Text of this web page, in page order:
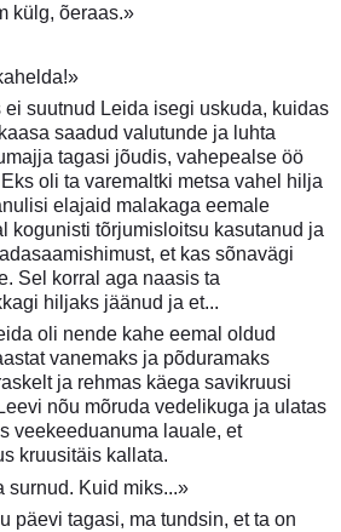
külg, õeraas.»
ei suutnud Leida isegi uskuda, kuidas
saadud valutunde ja luhta
tagasi jõudis, vahepealse öö
oli ta varemaltki metsa vahel hilja
elajaid malakaga eemale
kogunisti tõrjumisloitsu kasutanud ja
et kas sõnavägi
Sel korral aga naasis ta
hiljaks jäänud ja et...
oli nende kahe eemal oldud
vanemaks ja põduramaks
ja rehmas käega savikruusi
nõu mõruda vedelikuga ja ulatas
veekeeduanuma lauale, et
kruusitäis kallata.
surnud. Kuid miks...»
päevi tagasi, ma tundsin, et ta on